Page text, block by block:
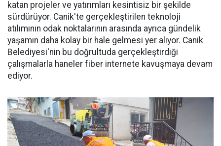
katan projeler ve yatırımları kesintisiz bir şekilde
sürdürüyor. Canik'te gerçekleştirilen teknoloji
atılımının odak noktalarının arasında ayrıca gündelik
yaşamın daha kolay bir hale gelmesi yer alıyor. Canik
Belediyesi'nin bu doğrultuda gerçekleştirdiği
çalışmalarla haneler fiber internete kavuşmaya devam
ediyor.